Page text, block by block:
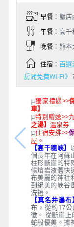
早餐：飯店
午餐：高千
晚餐：熊本
住宿： 百選
房間免費WI-FI》
µ獨家禮遇>>
車】
µ特別贈送>>
之湯】 溫泉券
µ住宿安排>>
屋。
【高千穗峽】
個長年在阿蘇
柱形斷崖的特
候熔岩液體快
布美麗的神社
到絕美的峽谷
洗禮。
【真名井瀑
布，從約17
徵。 從斷崖上
蛇般優美。據